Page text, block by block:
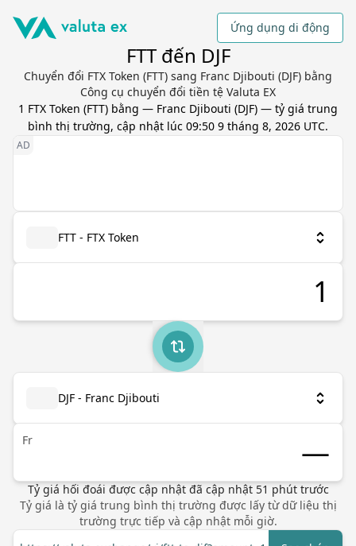
Ứng dụng di động
FTT đến DJF
Chuyển đổi FTX Token (FTT) sang Franc Djibouti (DJF) bằng
Công cụ chuyển đổi tiền tệ Valuta EX
1 FTX Token (FTT) bằng — Franc Djibouti (DJF) — tỷ giá trung
bình thị trường, cập nhật lúc 09:50 9 tháng 8, 2026 UTC.
FTT - FTX Token
DJF - Franc Djibouti
Fr
Tỷ giá hối đoái được cập nhật đã cập nhật 51 phút trước
Tỷ giá là tỷ giá trung bình thị trường được lấy từ dữ liệu thị
trường trực tiếp và cập nhật mỗi giờ.